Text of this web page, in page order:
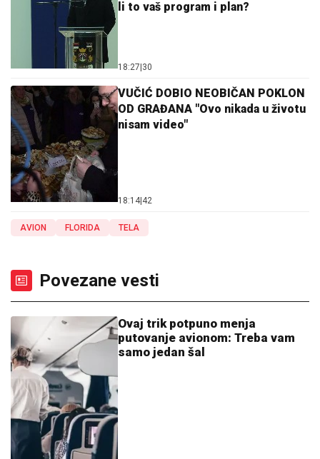
li to vaš program i plan?
18:27 30
VUČIĆ DOBIO NEOBIČAN POKLON
OD GRAĐANA "Ovo nikada u životu
nisam video"
18:14 42
AVION FLORIDA TELA
Povezane vesti
Ovaj trik potpuno menja
putovanje avionom: Treba vam
samo jedan šal